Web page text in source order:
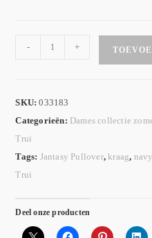
- +
SKU:033183
Categorieën: Dames collectie
Trui
Tags: Jantasy Pullover, kraag,
Trui
Deel onze producten